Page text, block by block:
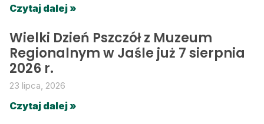
Czytaj dalej »
Wielki Dzień Pszczół z Muzeum
Regionalnym w Jaśle już 7 sierpnia
2026 r.
23 lipca, 2026
Czytaj dalej »